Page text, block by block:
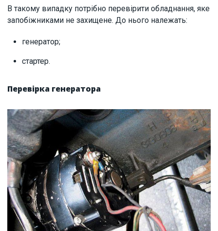
В такому випадку потрібно перевірити обладнання, яке
запобіжниками не захищене. До нього належать:
генератор;
стартер.
Перевірка генератора